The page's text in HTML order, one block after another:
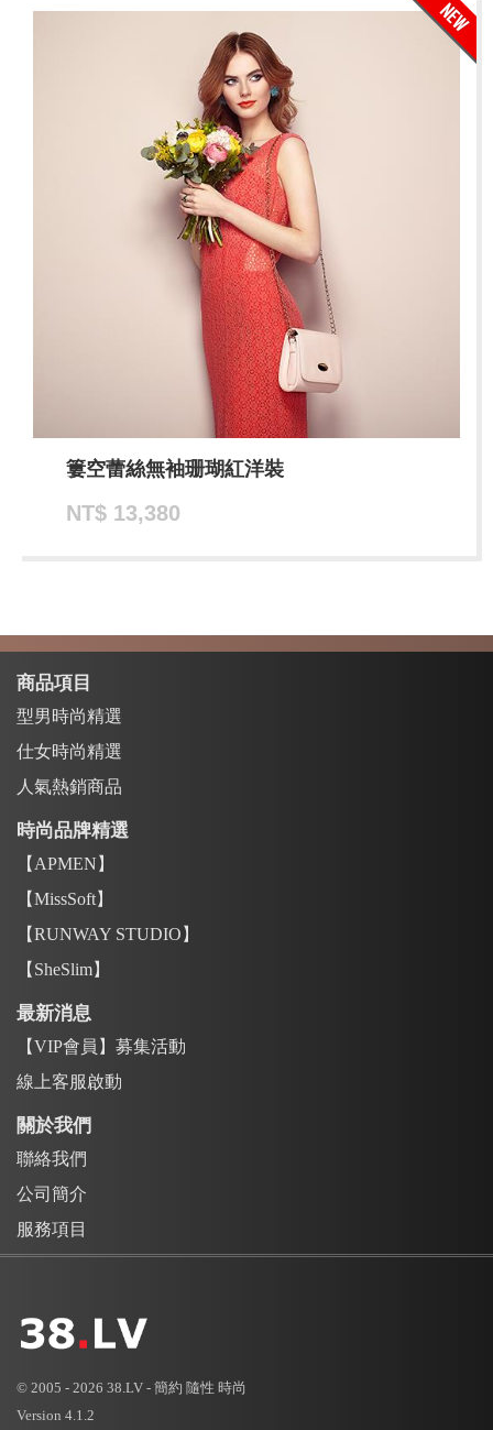
簍空蕾絲無袖珊瑚紅洋裝
NT$ 13,380
商品項目
型男時尚精選
仕女時尚精選
人氣熱銷商品
時尚品牌精選
【APMEN】
【MissSoft】
【RUNWAY STUDIO】
【SheSlim】
最新消息
【VIP會員】募集活動
線上客服啟動
關於我們
聯絡我們
公司簡介
服務項目
© 2005 - 2026 38.LV - 簡約 隨性 時尚
Version 4.1.2